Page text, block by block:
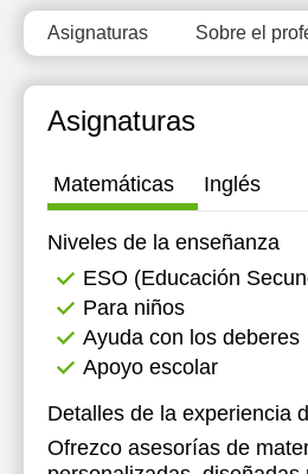
Asignaturas Sobre el
Asignaturas
Matemáticas Inglés
Niveles de la enseñanza
ESO (Educación
Para niños
Ayuda con los deberes
Apoyo escolar
Detalles de la experiencia
Ofrezco asesorías de